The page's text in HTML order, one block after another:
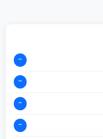
→
→
→
→